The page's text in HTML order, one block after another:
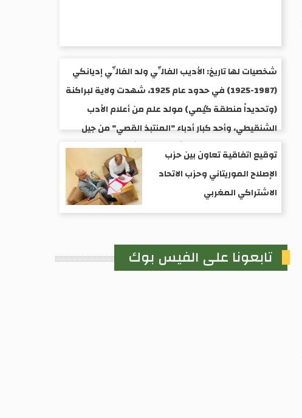
شخصيات لها تاريخ: الأديب الفالِّي ولد الفالِّي إديانكي
(1987-1925) ​في حدود عام 1925، شهدت ولاية لبراكنة
(وتحديداً منطقة گيمي) مولد علم من أعلام الأدب
الشنقيطي، وأحد كبار أدباء "المنتبذ القصي" من جيل
الرواد؛ الأديب الراحل الفالِّي ولد الفالِّي إديانكي.
توقيع اتفاقية تعاون بين حزب
الإصلاح الموريتاني وحزب الاتحاد
الاشتراكي المغربي
تابعونا على الفيس بوك